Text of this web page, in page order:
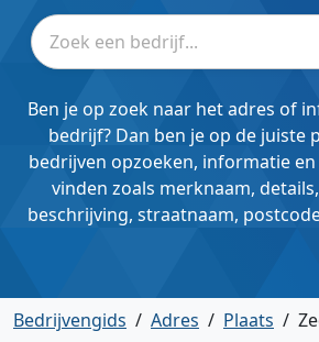
Ben je op zoek naar het adres of
bedrijf? Dan ben je op de juiste
bedrijven opzoeken, informatie
vinden zoals merknaam,
beschrijving, straatnaam,
Bedrijvengids / Adres / Plaats /